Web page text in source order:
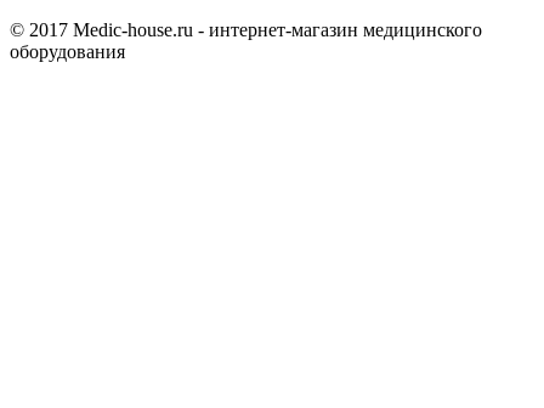
© 2017 Medic-house.ru - интернет-магазин медицинского
оборудования